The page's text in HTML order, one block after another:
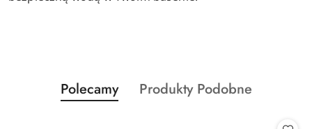
Pomiń karuzelę produktów
Produkty
o
Polecamy
Produkty
Produkty Podobne